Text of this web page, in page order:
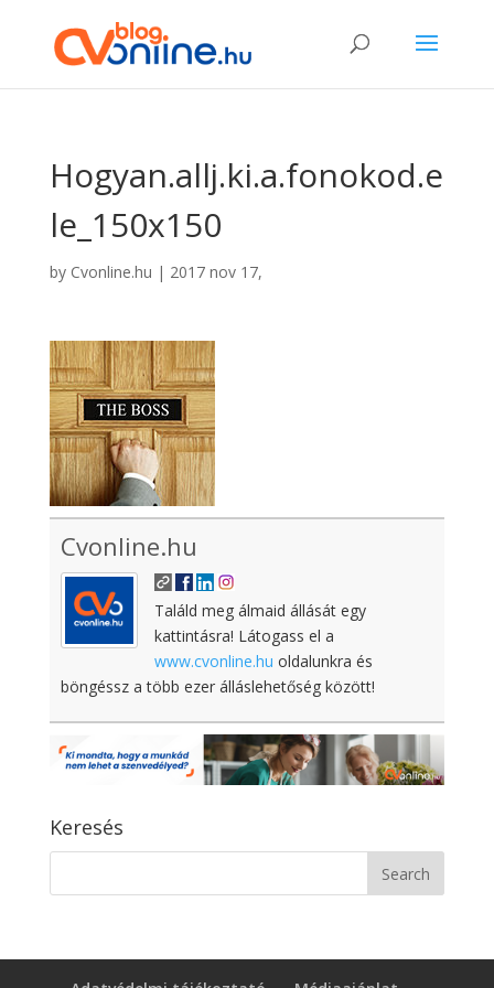
Hogyan.allj.ki.a.fonokod.e
le_150x150
by Cvonline.hu | 2017 nov 17,
Cvonline.hu
Találd meg álmaid állását egy
kattintásra! Látogass el a
www.cvonline.hu oldalunkra és
böngéssz a több ezer álláslehetőség között!
Keresés